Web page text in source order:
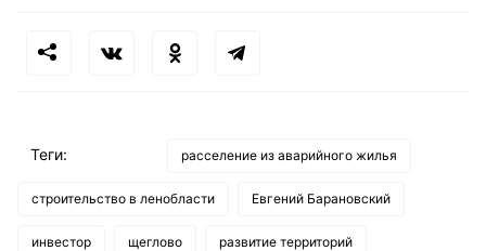
Теги: расселение из аварийного жилья
строительство в ленобласти Евгений Барановский
инвестор щеглово развитие территорий